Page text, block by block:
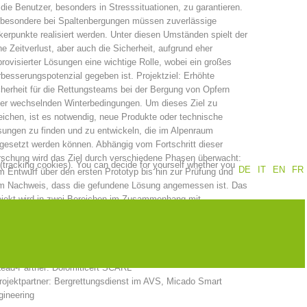
operations Contact
Annual report
Training
Prevention The PEER Group
Benutzer, besonders in Stresssituationen, zu garantieren.
bei Spaltenbergungen müssen zuverlässige
realisiert werden. Unter diesen Umständen spielt der
Zeitverlust, aber auch die Sicherheit, aufgrund eher
Lösungen eine wichtige Rolle, wobei ein großes
gegeben ist. Projektziel: Erhöhte
für die Rettungsteams bei der Bergung von Opfern
wechselnden Winterbedingungen. Um dieses Ziel zu
ist es notwendig, neue Produkte oder technische
zu finden und zu entwickeln, die im Alpenraum
werden können. Abhängig vom Fortschritt dieser
wird das Ziel durch verschiedene Phasen überwacht:
Entwurf über den ersten Prototyp bis hin zur Prüfung und
Nachweis, dass die gefundene Lösung angemessen ist. Das
wird in zwei Bereichen im Zusammenhang mit
Partner: Dolomiticert SCARL
Bergrettungsdienst im AVS, Micado Smart
DE
IT EN FR
cookies). You can decide for yourself whether you